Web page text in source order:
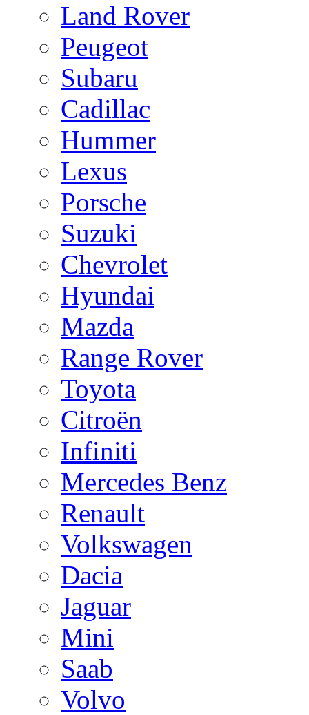
Land Rover
Peugeot
Subaru
Cadillac
Hummer
Lexus
Porsche
Suzuki
Chevrolet
Hyundai
Mazda
Range Rover
Toyota
Citroën
Infiniti
Mercedes Benz
Renault
Volkswagen
Dacia
Jaguar
Mini
Saab
Volvo